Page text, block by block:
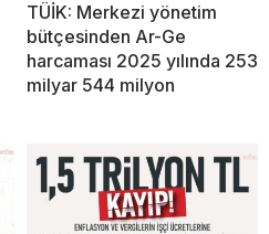
TÜİK: Merkezi yönetim
bütçesinden Ar-Ge
harcaması 2025 yılında 253
milyar 544 milyon